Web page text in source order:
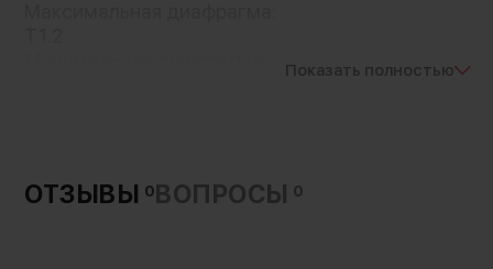
600 мм
Диаметр резьбы на объективе:
Показать полностью
ОТЗЫВЫ 0ВОПРОСЫ 0